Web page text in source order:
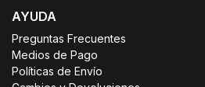
AYUDA
Preguntas Frecuentes
Medios de Pago
Políticas de Envío